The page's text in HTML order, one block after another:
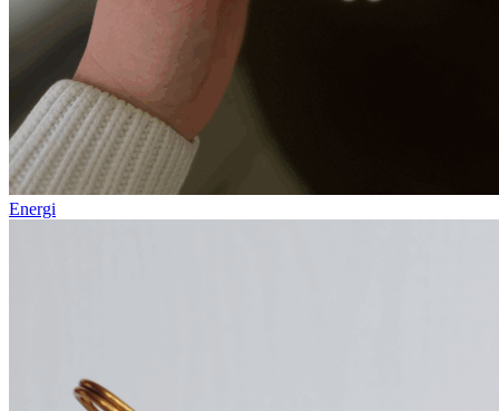
Energi